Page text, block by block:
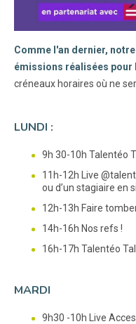
Comme l'an dernier,
émissions réalisées pour
créneaux horaires où ne
LUNDI :
9h 30-10h Talentéo
11h-12h Live
ou d’un stagiaire en
12h-13h Faire
14h-16h Nos refs !
16h-17h Talentéo
MARDI
9h30 -10h Live